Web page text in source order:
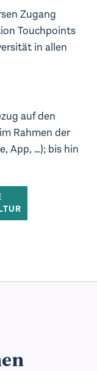
Zugang
Touchpoints
in allen
auf den
Rahmen der
App, …); bis hin